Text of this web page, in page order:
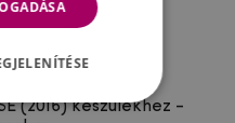
(2016) készülékhez -